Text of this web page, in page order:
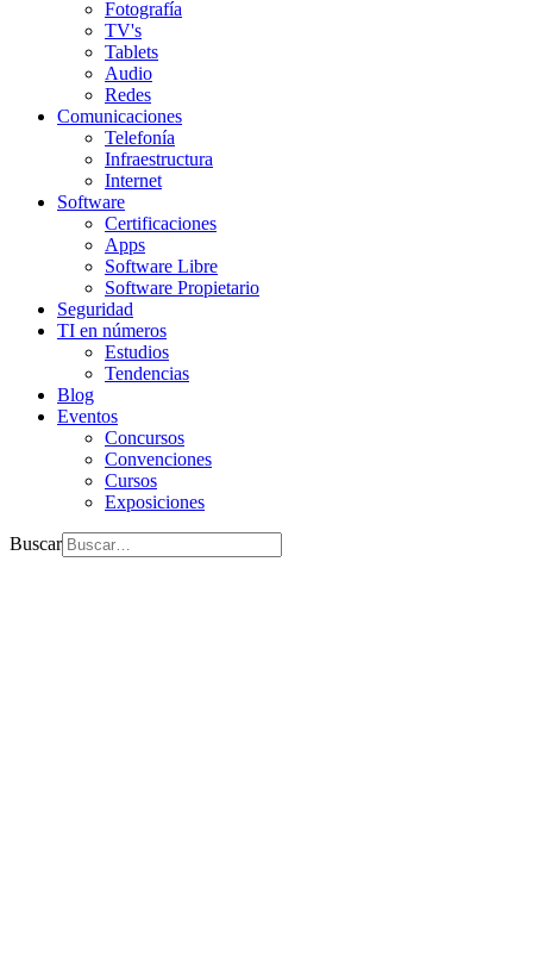
Fotografía
TV's
Tablets
Audio
Redes
Comunicaciones
Telefonía
Infraestructura
Internet
Software
Certificaciones
Apps
Software Libre
Software Propietario
Seguridad
TI en números
Estudios
Tendencias
Blog
Eventos
Concursos
Convenciones
Cursos
Exposiciones
Buscar